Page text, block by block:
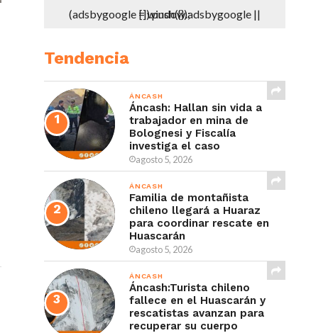
(adsbygoogle = window.adsbygoogle || []).push({});
Tendencia
ÁNCASH
Áncash: Hallan sin vida a
trabajador en mina de
Bolognesi y Fiscalía
investiga el caso
agosto 5, 2026
ÁNCASH
Familia de montañista
chileno llegará a Huaraz
para coordinar rescate en
Huascarán
agosto 5, 2026
ÁNCASH
Áncash:Turista chileno
fallece en el Huascarán y
rescatistas avanzan para
recuperar su cuerpo